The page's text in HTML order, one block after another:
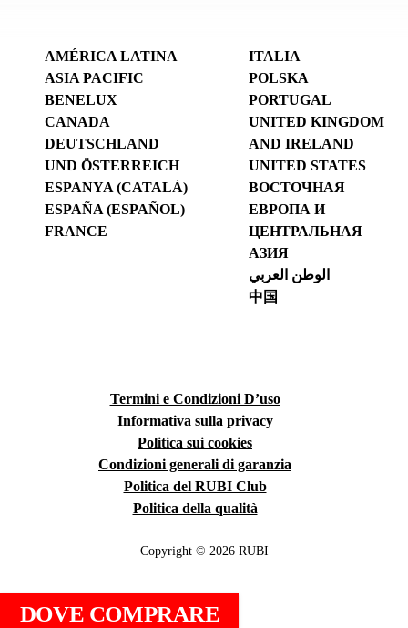
DOVE COMPRARE
AMÉRICA LATINA
ASIA PACIFIC
BENELUX
CANADA
DEUTSCHLAND
UND ÖSTERREICH
ESPANYA (CATALÀ)
ESPAÑA (ESPAÑOL)
FRANCE
ITALIA
POLSKA
PORTUGAL
UNITED KINGDOM
AND IRELAND
UNITED STATES
ВОСТОЧНАЯ
ЕВРОПА И
ЦЕНТРАЛЬНАЯ
АЗИЯ
الوطن العربي
中国
Termini e Condizioni D’uso
Informativa sulla privacy
Politica sui cookies
Condizioni generali di garanzia
Politica del RUBI Club
Politica della qualità
Copyright © 2026 RUBI